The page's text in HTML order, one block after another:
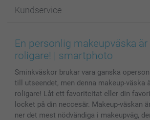
Fotoböcker
Bilder, Fotoförstoring & Fotohäften
Skal till Mobil & Surfplatta
Fotoalmanackor & Fotoagenda
Fotoramar & Tillbehör
Presentkort
Alla fotoprodukter
För affiliates
Cookie Policy
Sitemap
Investor Relations
Kundservice
smartgaranti
smartbonus
Status på beställningar
En personlig makeupväska
roligare! | smartphoto
Sminkväskor brukar vara ganska
till utseendet, men denna makeup-väska
roligare! Låt ett favoritcitat eller din
locket på din neccesär. Makeup-väskan
ner det mest nödvändiga i makeupväg,